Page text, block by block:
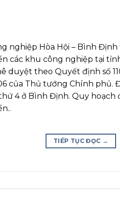
nghiệp Hòa Hội – Bình
các khu công nghiệp tại
duyệt theo Quyết định số
của Thủ tướng Chính phủ.
4 ở Bình Định. Quy hoạch
TIẾP TỤC ĐỌC →